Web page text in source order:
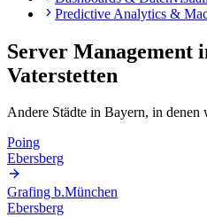
Predictive Analytics &
Server Management
Vaterstetten
Andere Städte in Bayern, in denen
Poing
Ebersberg
Grafing b.München
Ebersberg